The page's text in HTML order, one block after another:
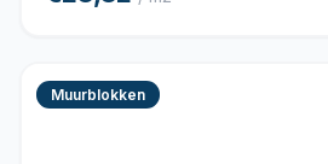
Muurblokken